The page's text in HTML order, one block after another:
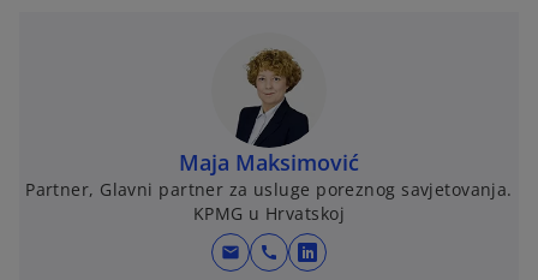
Maja Maksimović
Partner, Glavni partner za usluge poreznog savjetovanja.
KPMG u Hrvatskoj
mail call
o